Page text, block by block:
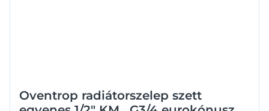
Oventrop radiátorszelep szett